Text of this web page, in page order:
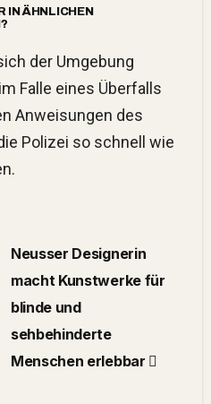
IN ÄHNLICHEN
Falle eines Überfalls
Anweisungen des
Polizei so schnell wie
Neusser Designerin
macht Kunstwerke für
blinde und
sehbehinderte
Menschen erlebbar